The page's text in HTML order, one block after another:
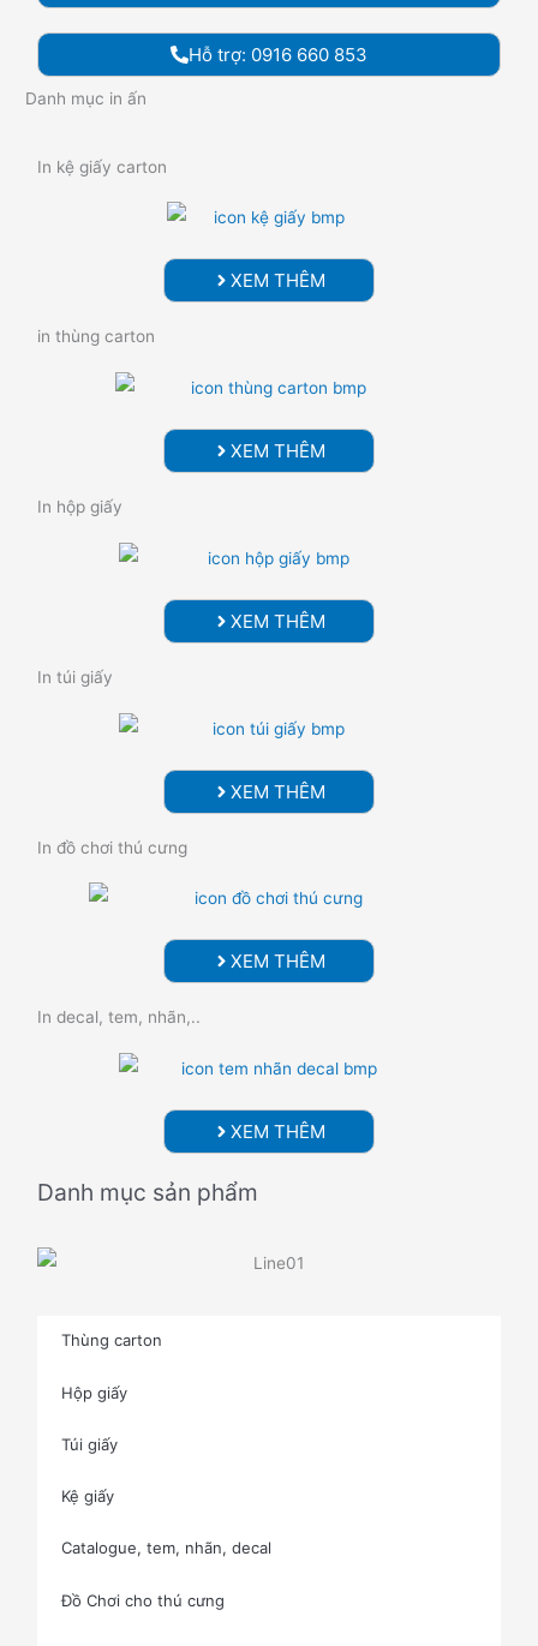
Hỗ trợ: 0916 660 853
Danh mục in ấn
In kệ giấy carton
XEM THÊM
in thùng carton
XEM THÊM
In hộp giấy
XEM THÊM
In túi giấy
XEM THÊM
In đồ chơi thú cưng
XEM THÊM
In decal, tem, nhãn,..
XEM THÊM
Danh mục sản phẩm
Thùng carton
Hộp giấy
Túi giấy
Kệ giấy
Catalogue, tem, nhãn, decal
Đồ Chơi cho thú cưng